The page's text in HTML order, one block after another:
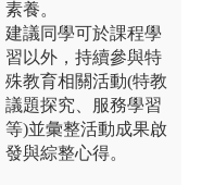
素養。
建議同學可於課程學
習以外，持續參與特
殊教育相關活動(特教
議題探究、服務學習
等)並彙整活動成果啟
發與綜整心得。